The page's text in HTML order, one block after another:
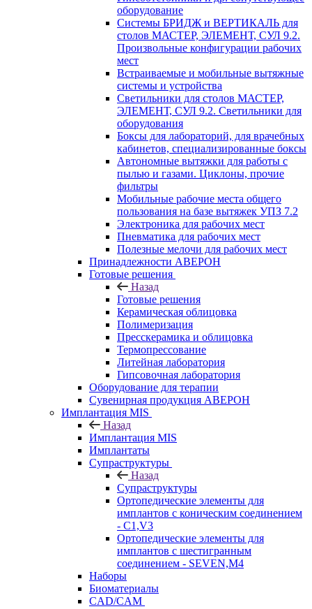
оборудование
Системы БРИДЖ и ВЕРТИКАЛЬ для
столов МАСТЕР, ЭЛЕМЕНТ, СУЛ 9.2.
Произвольные конфигурации рабочих
мест
Встраиваемые и мобильные вытяжные
системы и устройства
Светильники для столов МАСТЕР,
ЭЛЕМЕНТ, СУЛ 9.2. Светильники для
оборудования
Боксы для лабораторий, для врачебных
кабинетов, специализированные боксы
Автономные вытяжки для работы с
пылью и газами. Циклоны, прочие
фильтры
Мобильные рабочие места общего
пользования на базе вытяжек УПЗ 7.2
Электроника для рабочих мест
Пневматика для рабочих мест
Полезные мелочи для рабочих мест
Принадлежности АВЕРОН
Готовые решения
Назад
Готовые решения
Керамическая облицовка
Полимеризация
Пресскерамика и облицовка
Термопрессование
Литейная лаборатория
Гипсовочная лаборатория
Оборудование для терапии
Сувенирная продукция АВЕРОН
Имплантация MIS
Назад
Имплантация MIS
Имплантаты
Супраструктуры
Назад
Супраструктуры
Ортопедические элементы для
имплантов с коническим соединением
- C1,V3
Ортопедические элементы для
имплантов с шестигранным
соединением - SEVEN,M4
Наборы
Биоматериалы
CAD/CAM